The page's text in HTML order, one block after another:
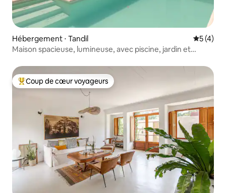
Hébergement ⋅ Tandil
5 (4)
Maison spacieuse, lumineuse, avec piscine, jardin et
Coups de cœur voyageurs les plus appréciés
Coup de cœur voyageurs